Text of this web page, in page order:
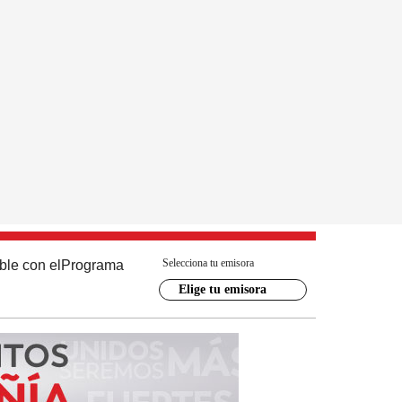
con el Programa Selecciona tu emisora
Elige tu emisora